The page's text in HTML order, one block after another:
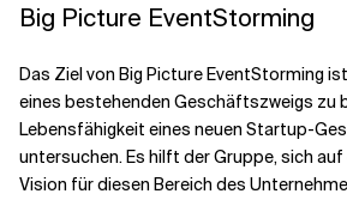
Big Picture EventStorming
Das Ziel von Big Picture EventStorming
eines bestehenden Geschäftszweigs zu
Lebensfähigkeit eines neuen Startup-
untersuchen. Es hilft der Gruppe, sich
Vision für diesen Bereich des